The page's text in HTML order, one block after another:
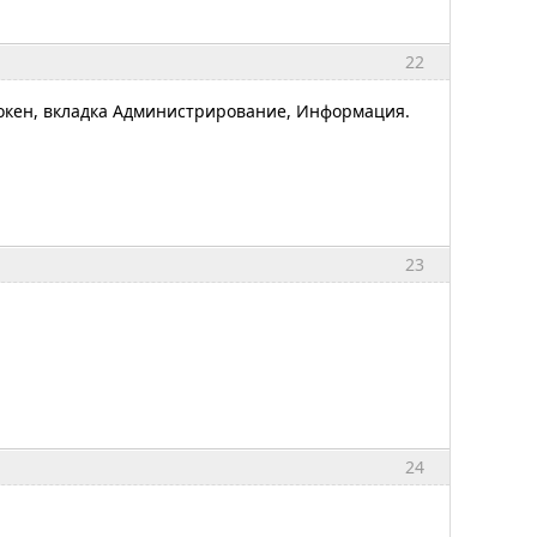
22
вкладка Администрирование, Информация.
23
24